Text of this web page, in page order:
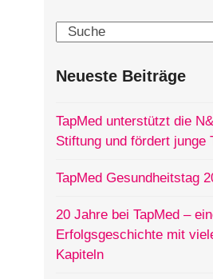
Search
Neueste Beiträge
TapMed unterstützt die
Stiftung und fördert junge
TapMed Gesundheitstag
20 Jahre bei TapMed –
Erfolgsgeschichte mit
Kapiteln